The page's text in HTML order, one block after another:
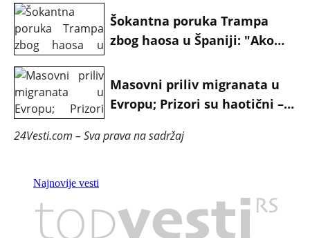
Šokantna poruka Trampa
zbog haosa u Španiji: "Ako
Masovni priliv migranata u
Evropu; Prizori su haotični –
vojska FOTO/VIDEO
24Vesti.com – Sva prava na sadržaj